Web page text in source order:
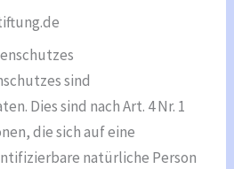
sind
Dies sind nach Art. 4 Nr. 1
die sich auf eine
natürliche Person